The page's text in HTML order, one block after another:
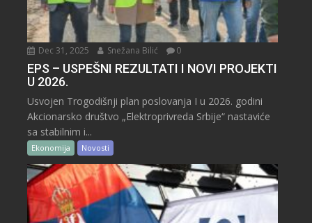
Dec 31, 2025 Snežana Bilić 0
EPS – USPEŠNI REZULTATI I NOVI PROJEKTI
U 2026.
Usvojen Trogodišnji plan poslovanja I u 2026. godini
Akcionarsko društvo „Elektroprivreda Srbije“ nastaviće
sa stabilnim i...
Ekonomija Novosti